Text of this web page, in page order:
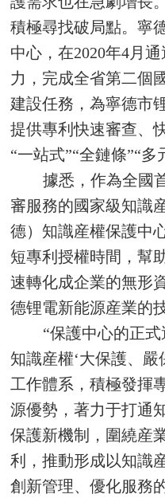
積極尋找破局點。寧
中心，在2020年4月
力，完成全省第二個
建設任務，為寧德市
提供專利快速審查、
“一站式”“全鏈條”“多
據悉，作為全國
審服務的國家級知識
德）知識産權保護中
短專利授權時間，幫
速轉化成企業的無形
德锂電新能源産業的
“保護中心的正
知識産權‘大保護、
工作體系，積極發揮
源優勢，著力于打通
保護新機制，圍繞産
利，推動形成以知識
創新管理、優化服務